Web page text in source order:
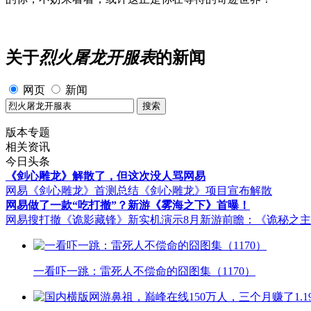
关于烈火屠龙开服表的新闻
网页 新闻
版本专题
相关资讯
今日头条
《剑心雕龙》解散了，但这次没人骂网易
网易《剑心雕龙》首测总结 《剑心雕龙》项目宣布解散
网易做了一款“吃打撤”？新游《雾海之下》首曝！
网易搜打撤《诡影藏锋》新实机演示8月新游前瞻：《诡秘之
一看吓一跳：雷死人不偿命的囧图集（1170）